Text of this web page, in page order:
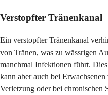
Verstopfter Tränenkanal
Ein verstopfter Tränenkanal
von Tränen, was zu wässrigen
manchmal Infektionen führt.
kann aber auch bei
Verletzung oder bei chronischen